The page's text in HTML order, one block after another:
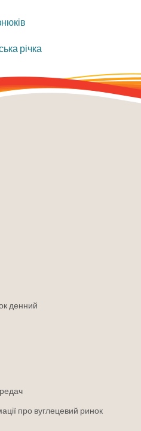
річка
денний
про вуглецевий ринок